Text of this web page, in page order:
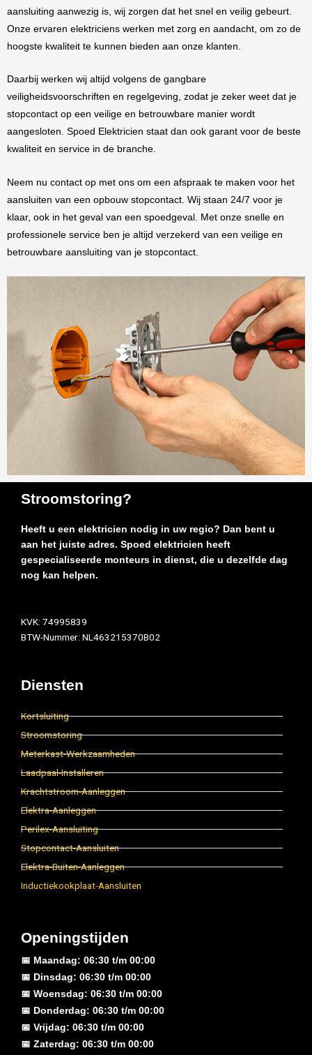
aansluiting aanwezig is, wij zorgen dat het snel en veilig gebeurt.
Onze ervaren elektriciens werken met zorg en aandacht, om zo de
hoogste kwaliteit te kunnen bieden aan onze klanten.
Daarbij werken wij altijd volgens de gangbare
veiligheidsvoorschriften en regelgeving, zodat je zeker weet dat je
stopcontact op een veilige en betrouwbare manier wordt
aangesloten. Spoed Elektricien staat dan ook garant voor de beste
kwaliteit en service in de branche.
Neem nu contact op met ons om een afspraak te maken voor het
aansluiten van een opbouw stopcontact. Wij staan 24/7 voor je
klaar, ook in het geval van een spoedgeval. Met onze snelle en
professionele service ben je altijd verzekerd van een veilige en
betrouwbare aansluiting van je stopcontact.
Stroomstoring?
Heeft u een elektricien nodig in uw regio? Dan bent u
aan het juiste adres. Spoed elektricien heeft
gespecialiseerde monteurs in dienst, die u dezelfde dag
nog kan helpen.
KVK: 74995839
BTW-Nummer: NL463215370B02
Diensten
Kortsluiting
Stroomstoring
Meterkast-Werkzaamheden
Laadpaal-Installeren
Krachtstroom-Aanleggen
Elektra-Aanleggen
Perilex-Aansluiting
Stopcontact-Aansluiten
Elektra-Buiten-Aanleggen
Inductiekookplaat-Aansluiten
Openingstijden
📅 Maandag: 06:30 t/m 00:00
📅 Dinsdag: 06:30 t/m 00:00
📅 Woensdag: 06:30 t/m 00:00
📅 Donderdag: 06:30 t/m 00:00
📅 Vrijdag: 06:30 t/m 00:00
📅 Zaterdag: 06:30 t/m 00:00